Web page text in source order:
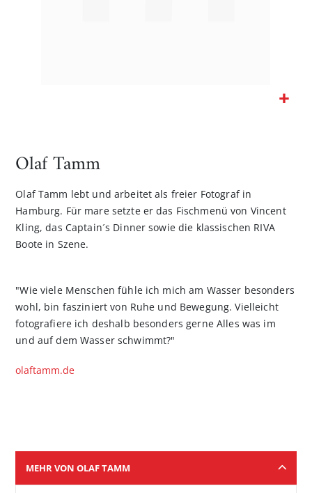
Bildgalerie
Olaf Tamm
Olaf Tamm lebt und arbeitet als freier Fotograf in
Hamburg. Für mare setzte er das Fischmenü von Vincent
Kling, das Captain´s Dinner sowie die klassischen RIVA
Boote in Szene.
"Wie viele Menschen fühle ich mich am Wasser besonders
wohl, bin fasziniert von Ruhe und Bewegung. Vielleicht
fotografiere ich deshalb besonders gerne Alles was im
und auf dem Wasser schwimmt?"
olaftamm.de
MEHR VON OLAF TAMM